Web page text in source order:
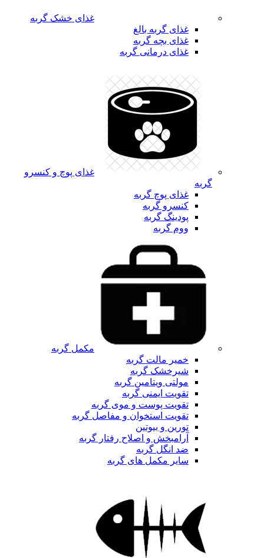
غذای خشک گربه
غذای گربه بالغ
غذای بچه گربه
غذای درمانی گربه
غذای پوچ و کنسرو
گربه
غذای پوچ گربه
کنسرو گربه
پودینگ گربه
ووم گربه
مکمل گربه
خمیر مالت گربه
شیرخشک گربه
مولتی ویتامین گربه
تقویت ایمنی گربه
تقویت پوست و موی گربه
تقویت استخوان و مفاصل گربه
تورین و بیوتین
آرامبخش و اصلاح رفتار گربه
ضد انگل گربه
سایر مکمل های گربه